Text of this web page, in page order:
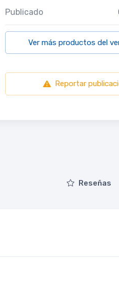
Publicado
Ver más productos del
Reportar
Reseñas